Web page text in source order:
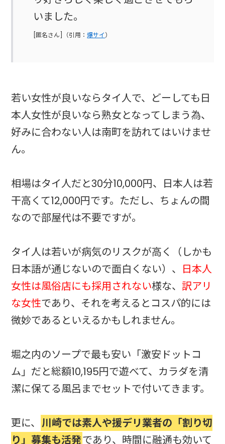
いました。
[匿名さん]（引用：爆サイ）
若い女性が良いならタイ人で、どーしても日
本人女性が良いなら熟女となってしまう為、
好みに合わない人は南町を訪れてはいけませ
ん。
相場はタイ人だと30分10,000円、日本人は若
干高くて12,000円です。ただし、ちょんの間
なので部屋代は不要ですが。
タイ人は若いが病気のリスクが高く（しかも
日本語が通じないので面白くない）、 日本人
女性は風俗店にも採用されない様な、訳アリ
な女性であり、それを考えるとコスパ的には
微妙であるといえるかもしれません。
堀之内のソープで最も安い「激安ドットコ
ム」だと総額10,195円で遊べて、カラダを清
潔に保てる風呂までセットで付いてきます。
更に、 川崎では素人や援デリ業者の「割り切
り」募集も活発であり、時間に融通も効いて